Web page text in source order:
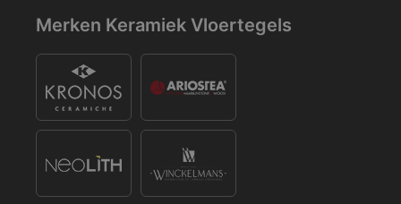
Merken Keramiek Vloertegels